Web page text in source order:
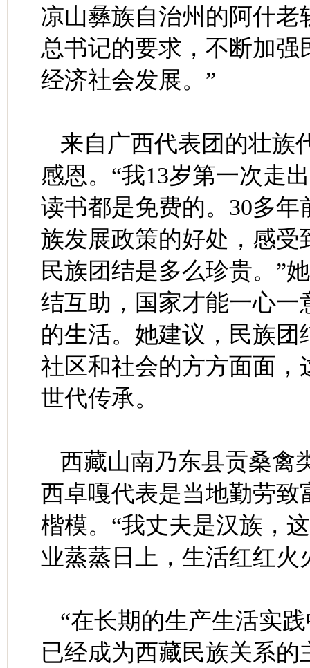
凉山彝族自治州的阿什老
总书记的要求，不断加
经济社会发展。”
来自广西代表团的壮族
感恩。“我13岁第一次走
读书都是免费的。30多
族发展政策的好处，感
民族团结是多么珍贵。”
结互助，国家才能一心
的生活。她建议，民族
社区和社会的方方面面
世代传承。
西藏山南乃东县贡桑禽
西卓嘎代表是当地勤劳
楷模。“我丈夫是汉族，
业蒸蒸日上，生活红红火
“在长期的生产生活实
已经成为西藏民族关系的